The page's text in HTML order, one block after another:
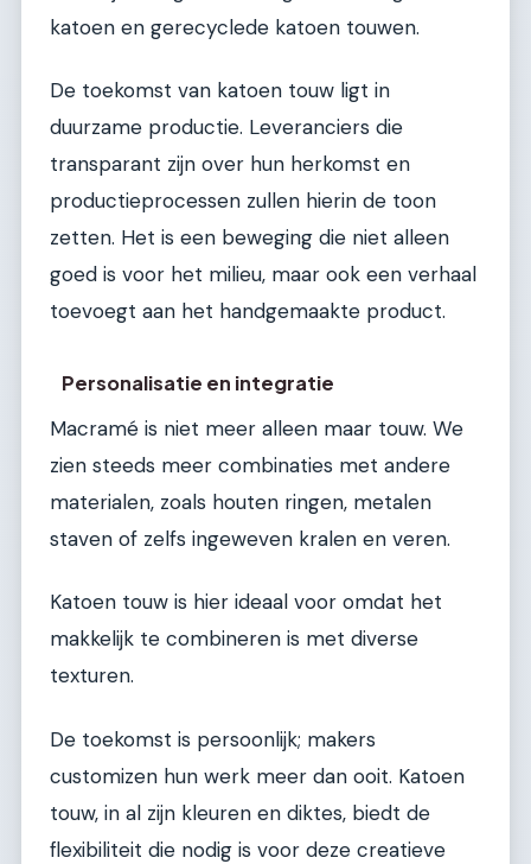
katoen en gerecyclede katoen touwen.
De toekomst van katoen touw ligt in
duurzame productie. Leveranciers die
transparant zijn over hun herkomst en
productieprocessen zullen hierin de toon
zetten. Het is een beweging die niet alleen
goed is voor het milieu, maar ook een verhaal
toevoegt aan het handgemaakte product.
Personalisatie en integratie
Macramé is niet meer alleen maar touw. We
zien steeds meer combinaties met andere
materialen, zoals houten ringen, metalen
staven of zelfs ingeweven kralen en veren.
Katoen touw is hier ideaal voor omdat het
makkelijk te combineren is met diverse
texturen.
De toekomst is persoonlijk; makers
customizen hun werk meer dan ooit. Katoen
touw, in al zijn kleuren en diktes, biedt de
flexibiliteit die nodig is voor deze creatieve